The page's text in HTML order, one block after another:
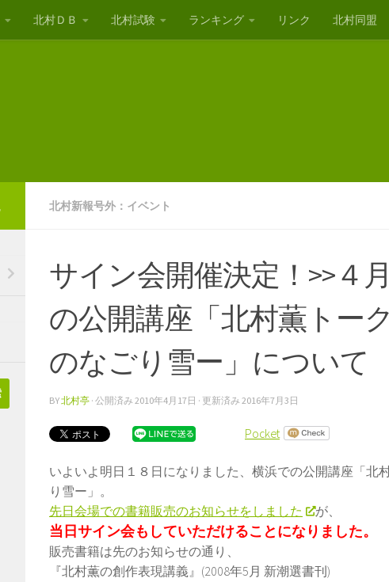
北村ＤＢ 北村試験 ランキング リンク 北村同盟
北村新報号外：イベント
サイン会開催決定！>>４
の公開講座「北村薫トー
のなごり雪ー」について
BY北村亭 · 公開済み 2010年4月17日 · 更新済み 2016年7月3日
Pocket
いよいよ明日１８日になりました、横浜での公開講座「北
り雪ー」。
先日会場での書籍販売のお知らせをしました
が、
当日サイン会もしていただけることになりました。
販売書籍は先のお知らせの通り、
『北村薫の創作表現講義』(2008年5月 新潮選書刊)